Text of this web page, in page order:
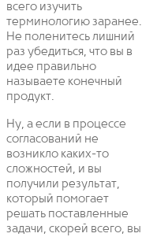
всего изучить
терминологию заранее.
Не поленитесь лишний
раз убедиться, что вы в
идее правильно
называете конечный
продукт.
Ну, а если в процессе
согласований не
возникло каких-то
сложностей, и вы
получили результат,
который помогает
решать поставленные
задачи, скорей всего, вы